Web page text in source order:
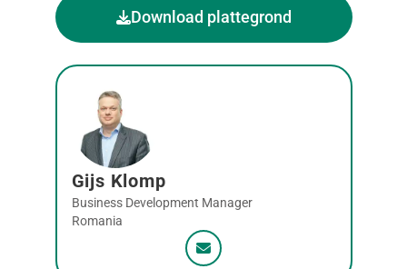
Download plattegrond
Gijs Klomp
Business Development Manager
Romania